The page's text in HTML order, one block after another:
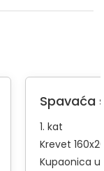
Spavaća
1. kat
Krevet
Kupaonica u